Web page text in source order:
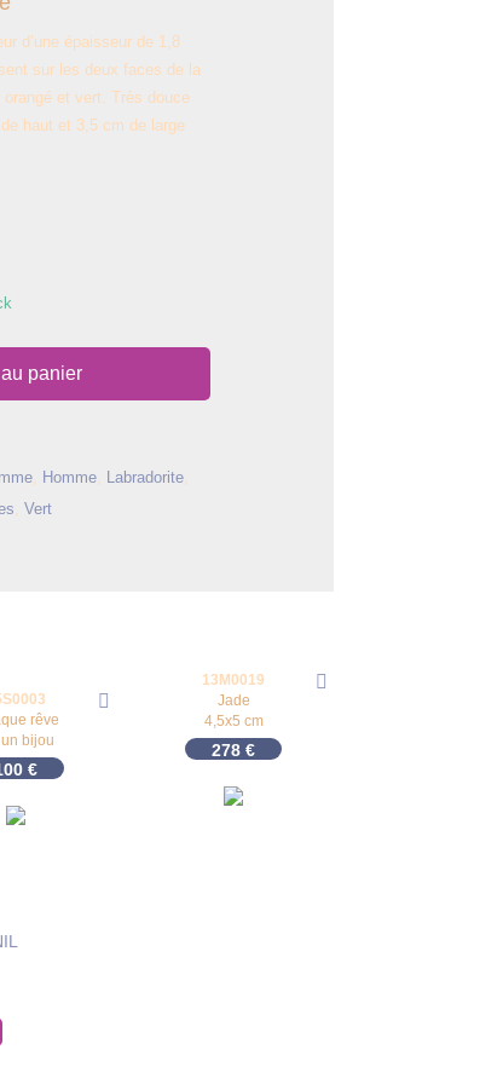
d’une épaisseur de 1,8
sur les deux faces de la
et vert. Très douce
haut et 3,5 cm de large
panier
, Homme, Labradorite,
, Vert
rêve
bijou
€
13M0019
Jade
4,5x5 cm
278€